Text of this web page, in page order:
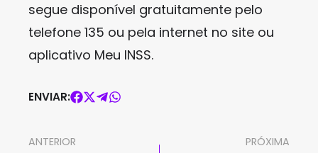
segue disponível gratuitamente pelo
telefone 135 ou pela internet no site ou
aplicativo Meu INSS.
ENVIAR:
ANTERIOR
PRÓXIMA